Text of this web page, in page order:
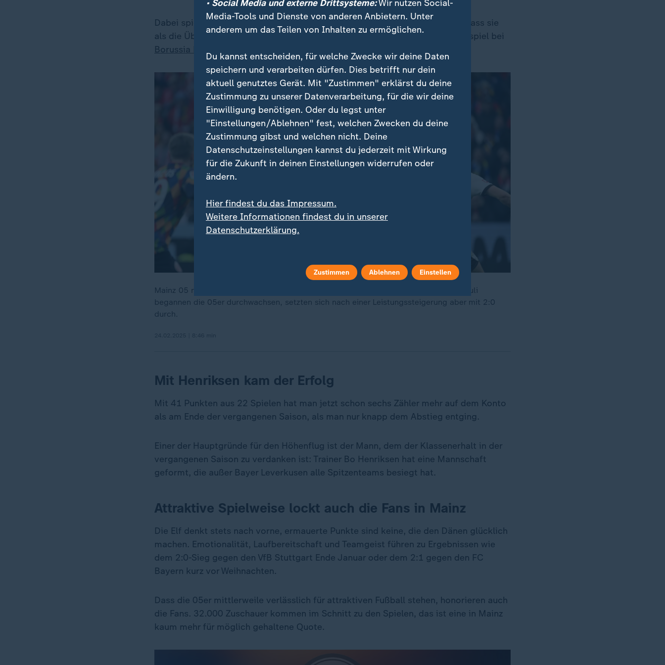
Dabei spielen die 05-er bereits in dieserBundesliga -Saison so erfolgreich, dass sie
als die Überraschungsmannschaft durchgehen: Vor dem wichtigen Auswärtsspiel bei
Borussia Mönchengladbach
Mainz 05 mischt weiter mit im Kampf um die Europacupplätze. Gegen den FC St. Pauli
begannen die 05er durchwachsen, setzten sich nach einer Leistungssteigerung aber mit 2:0
durch.
Mit Henriksen kam der Erfolg
Mit 41 Punkten aus 22 Spielen hat man jetzt schon sechs Zähler mehr auf dem Konto
als am Ende der vergangenen Saison, als man nur knapp dem Abstieg entging.
Einer der Hauptgründe für den Höhenflug ist der Mann, dem der Klassenerhalt in der
vergangenen Saison zu verdanken ist: Trainer Bo Henriksen hat eine Mannschaft
geformt, die außer Bayer Leverkusen alle Spitzenteams besiegt hat.
Attraktive Spielweise lockt auch die Fans in Mainz
Die Elf denkt stets nach vorne, ermauerte Punkte sind keine, die den Dänen glücklich
machen. Emotionalität, Laufbereitschaft und Teamgeist führen zu Ergebnissen wie
dem 2:0-Sieg gegen den VfB Stuttgart Ende Januar oder dem 2:1 gegen den FC
Bayern kurz vor Weihnachten.
Dass die 05er mittlerweile verlässlich für attraktiven Fußball stehen, honorieren auch
die Fans. 32.000 Zuschauer kommen im Schnitt zu den Spielen, das ist eine in Mainz
kaum mehr für möglich gehaltene Quote.
• Social Media und externe Drittsysteme:Wir nutzen Social-
Media-Tools und Dienste von anderen Anbietern. Unter
anderem um das Teilen von Inhalten zu ermöglichen.
Du kannst entscheiden, für welche Zwecke wir deine Daten
speichern und verarbeiten dürfen. Dies betrifft nur dein
aktuell genutztes Gerät. Mit "Zustimmen" erklärst du deine
Zustimmung zu unserer Datenverarbeitung, für die wir deine
Einwilligung benötigen. Oder du legst unter
"Einstellungen/Ablehnen" fest, welchen Zwecken du deine
Zustimmung gibst und welchen nicht. Deine
Datenschutzeinstellungen kannst du jederzeit mit Wirkung
für die Zukunft in deinen Einstellungen widerrufen oder
ändern.
Hier findest du das Impressum.
Weitere Informationen findest du in unserer
Datenschutzerklärung.
Zustimmen Ablehnen Einstellen